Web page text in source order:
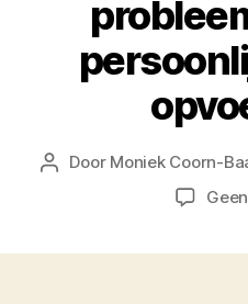
Berichtauteur
Door Moniek Coorn-